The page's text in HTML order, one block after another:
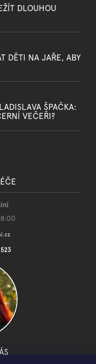
DLOUHOU
DĚTI NA JAŘE, ABY
ŠPAČKA:
VEČEŘI?